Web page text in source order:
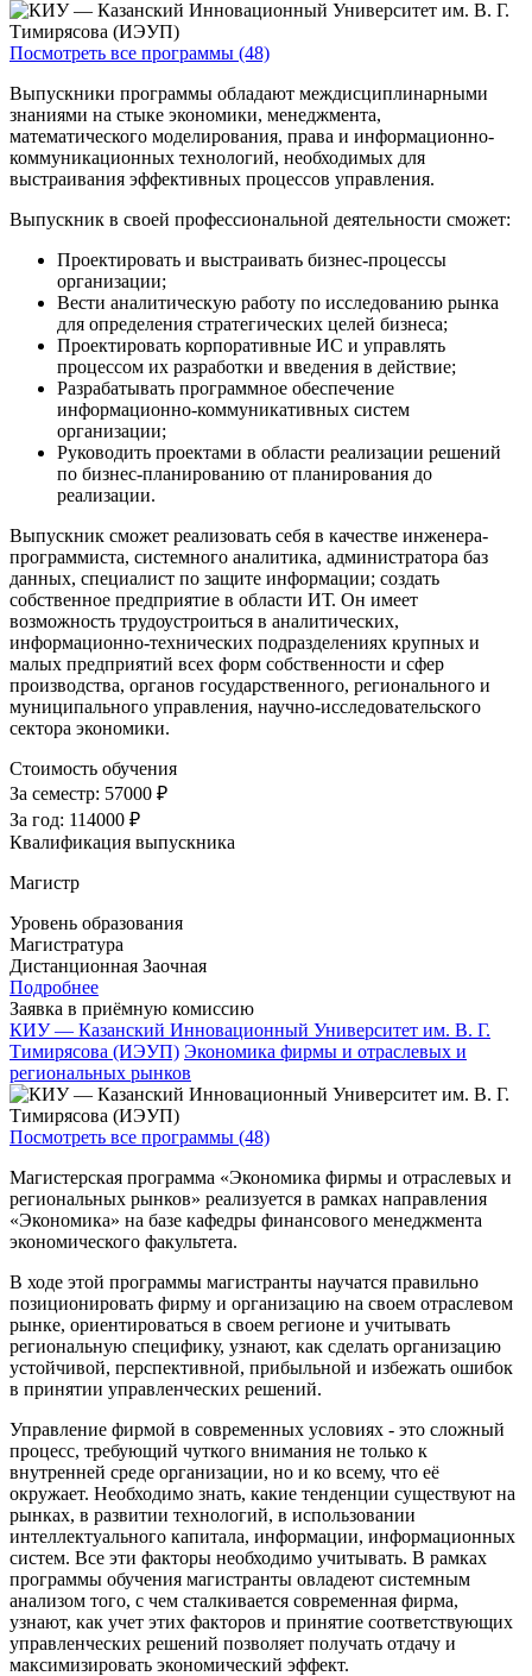
Посмотреть все программы (48)
Выпускники программы обладают междисциплинарными
знаниями на стыке экономики, менеджмента,
математического моделирования, права и информационно-
коммуникационных технологий, необходимых для
выстраивания эффективных процессов управления.
Выпускник в своей профессиональной деятельности сможет:
Проектировать и выстраивать бизнес-процессы
организации;
Вести аналитическую работу по исследованию рынка
для определения стратегических целей бизнеса;
Проектировать корпоративные ИС и управлять
процессом их разработки и введения в действие;
Разрабатывать программное обеспечение
информационно-коммуникативных систем
организации;
Руководить проектами в области реализации решений
по бизнес-планированию от планирования до
реализации.
Выпускник сможет реализовать себя в качестве инженера-
программиста, системного аналитика, администратора баз
данных, специалист по защите информации; создать
собственное предприятие в области ИТ. Он имеет
возможность трудоустроиться в аналитических,
информационно-технических подразделениях крупных и
малых предприятий всех форм собственности и сфер
производства, органов государственного, регионального и
муниципального управления, научно-исследовательского
сектора экономики.
Стоимость обучения
За семестр: 57000 ₽
За год: 114000 ₽
Квалификация выпускника
Магистр
Уровень образования
Магистратура
Дистанционная Заочная
Подробнее
Заявка в приёмную комиссию
КИУ — Казанский Инновационный Университет им. В. Г.
Тимирясова (ИЭУП) Экономика фирмы и отраслевых и
региональных рынков
Посмотреть все программы (48)
Магистерская программа «Экономика фирмы и отраслевых и
региональных рынков» реализуется в рамках направления
«Экономика» на базе кафедры финансового менеджмента
экономического факультета.
В ходе этой программы магистранты научатся правильно
позиционировать фирму и организацию на своем отраслевом
рынке, ориентироваться в своем регионе и учитывать
региональную специфику, узнают, как сделать организацию
устойчивой, перспективной, прибыльной и избежать ошибок
в принятии управленческих решений.
Управление фирмой в современных условиях - это сложный
процесс, требующий чуткого внимания не только к
внутренней среде организации, но и ко всему, что её
окружает. Необходимо знать, какие тенденции существуют на
рынках, в развитии технологий, в использовании
интеллектуального капитала, информации, информационных
систем. Все эти факторы необходимо учитывать. В рамках
программы обучения магистранты овладеют системным
анализом того, с чем сталкивается современная фирма,
узнают, как учет этих факторов и принятие соответствующих
управленческих решений позволяет получать отдачу и
максимизировать экономический эффект.